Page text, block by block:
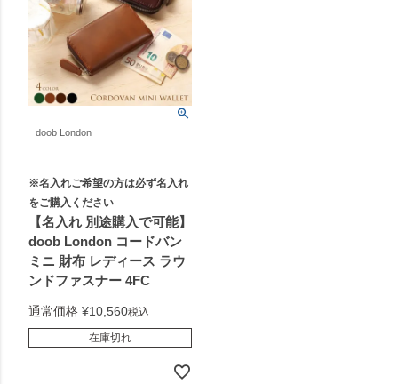
doob London
※名入れご希望の方は必ず名入れ
をご購入ください
【名入れ 別途購入で可能】
doob London コードバン
ミニ 財布 レディース ラウ
ンドファスナー 4FC
通常価格 ¥10,560税込
在庫切れ